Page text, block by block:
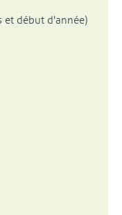
et début d'année)